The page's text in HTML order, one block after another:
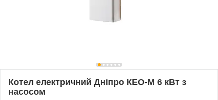
Котел електричний Дніпро КЕО-М 6 кВт з
насосом